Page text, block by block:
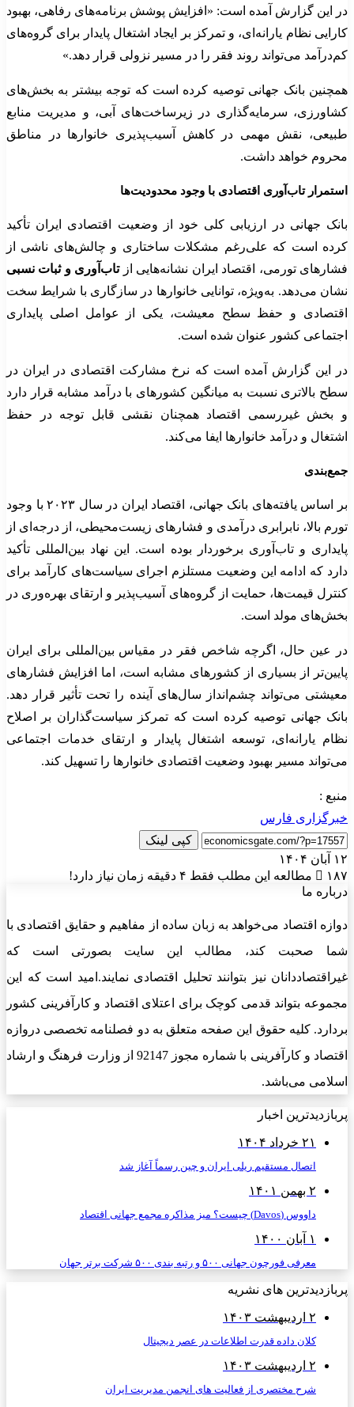
در این گزارش آمده است: «افزایش پوشش برنامه‌های رفاهی، بهبود
کارایی نظام یارانه‌ای، و تمرکز بر ایجاد اشتغال پایدار برای گروه‌های
کم‌درآمد می‌تواند روند فقر را در مسیر نزولی قرار دهد.»
همچنین بانک جهانی توصیه کرده است که توجه بیشتر به بخش‌های
کشاورزی، سرمایه‌گذاری در زیرساخت‌های آبی، و مدیریت منابع
طبیعی، نقش مهمی در کاهش آسیب‌پذیری خانوارها در مناطق
محروم خواهد داشت.
استمرار تاب‌آوری اقتصادی با وجود محدودیت‌ها
بانک جهانی در ارزیابی کلی خود از وضعیت اقتصادی ایران تأکید
کرده است که علی‌رغم مشکلات ساختاری و چالش‌های ناشی از
فشارهای تورمی، اقتصاد ایران نشانه‌هایی ازتاب‌آوری و ثبات نسبی
نشان می‌دهد. به‌ویژه، توانایی خانوارها در سازگاری با شرایط سخت
اقتصادی و حفظ سطح معیشت، یکی از عوامل اصلی پایداری
اجتماعی کشور عنوان شده است.
در این گزارش آمده است که نرخ مشارکت اقتصادی در ایران در
سطح بالاتری نسبت به میانگین کشورهای با درآمد مشابه قرار دارد
و بخش غیررسمی اقتصاد همچنان نقشی قابل توجه در حفظ
اشتغال و درآمد خانوارها ایفا می‌کند.
جمع‌بندی
بر اساس یافته‌های بانک جهانی، اقتصاد ایران در سال ۲۰۲۳ با وجود
تورم بالا، نابرابری درآمدی و فشارهای زیست‌محیطی، از درجه‌ای از
پایداری و تاب‌آوری برخوردار بوده است. این نهاد بین‌المللی تأکید
دارد که ادامه این وضعیت مستلزم اجرای سیاست‌های کارآمد برای
کنترل قیمت‌ها، حمایت از گروه‌های آسیب‌پذیر و ارتقای بهره‌وری در
بخش‌های مولد است.
در عین حال، اگرچه شاخص فقر در مقیاس بین‌المللی برای ایران
پایین‌تر از بسیاری از کشورهای مشابه است، اما افزایش فشارهای
معیشتی می‌تواند چشم‌انداز سال‌های آینده را تحت تأثیر قرار دهد.
بانک جهانی توصیه کرده است که تمرکز سیاست‌گذاران بر اصلاح
نظام یارانه‌ای، توسعه اشتغال پایدار و ارتقای خدمات اجتماعی
می‌تواند مسیر بهبود وضعیت اقتصادی خانوارها را تسهیل کند.
منبع :
خبرگزاری فارس
کپی لینک
۱۲ آبان ۱۴۰۴
۱۸۷
مطالعه این مطلب فقط ۴ دقیقه زمان نیاز دارد!
درباره ما
دوازه اقتصاد می‌خواهد به زبان ساده از مفاهیم و حقایق اقتصادی با
شما صحبت کند، مطالب این سایت بصورتی است که
غیراقتصاددانان نیز بتوانند تحلیل اقتصادی نمایند.امید است که این
مجموعه بتواند قدمی کوچک برای اعتلای اقتصاد و کارآفرینی کشور
بردارد. کلیه حقوق این صفحه متعلق به دو فصلنامه تخصصی دروازه
اقتصاد و کارآفرینی با شماره مجوز 92147 از وزارت فرهنگ و ارشاد
اسلامی می‌باشد.
پربازدیدترین اخبار
۲۱ خرداد ۱۴۰۴
اتصال مستقیم ریلی ایران و چین رسماً آغاز شد
۲ بهمن ۱۴۰۱
داووس (Davos) چیست؟ میز مذاکره مجمع جهانی اقتصاد
۱ آبان ۱۴۰۰
معرفی فورچون جهانی ۵۰۰ و رتبه بندی ۵۰۰ شرکت برتر جهان
پربازدیدترین های نشریه
۲ اردیبهشت ۱۴۰۳
کلان داده قدرت اطلاعات در عصر دیجیتال
۲ اردیبهشت ۱۴۰۳
شرح مختصری از فعالیت های انجمن مدیریت ایران